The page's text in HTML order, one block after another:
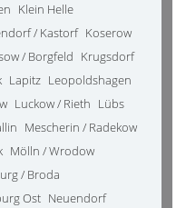
Klein Helle
/ Kastorf Koserow
/ Borgfeld Krugsdorf
Lapitz Leopoldshagen
Luckow / Rieth Lübs
Mescherin / Radekow
Mölln / Wrodow
/ Broda
Ost Neuendorf